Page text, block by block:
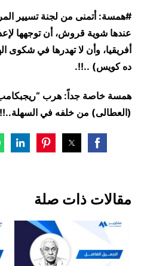
#همسة: أتمنى من لجنة تسيير
عندها شوية قروش، أن توجهها
أفريقيا، وأن لا تهدرها في شكوى
ده كويس) ..!!.
همسة خاصة جداً: هرب
(العطالى) من خلفه في السهلة..!!
مقالات ذات صلة